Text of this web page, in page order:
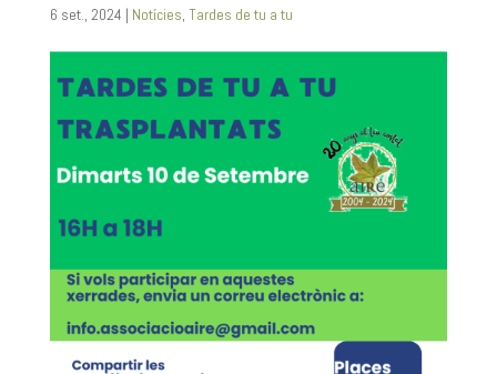
6 set., 2024 | Notícies, Tardes de tu a tu